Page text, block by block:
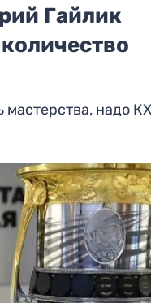
Гайлик
мастерства, надо